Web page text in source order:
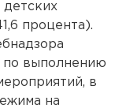
процента).
выполнению
в
на